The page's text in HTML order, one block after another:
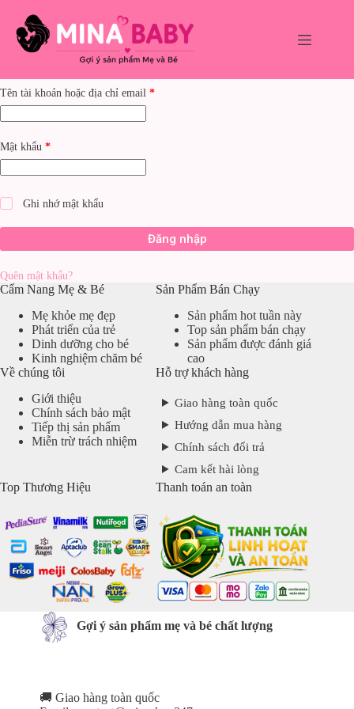
phần
Tên tài khoản hoặc địa chỉ email *Bắt
Mật khẩu *Bắt
buộc
Ghi nhớ mật khẩu
Đăng nhập
Quên mật khẩu?
Cẩm Nang Mẹ & Bé
Mẹ khỏe mẹ đẹp
Phát triển của trẻ
Dinh dưỡng cho bé
Kinh nghiệm chăm bé
Sản Phẩm Bán Chạy
Sản phẩm hot tuần này
Top sản phẩm bán chạy
Sản phẩm được đánh giá
cao
Về chúng tôi
Giới thiệu
Chính sách bảo mật
Tiếp thị sản phẩm
Miễn trừ trách nhiệm
Hỗ trợ khách hàng
Giao hàng toàn quốc
Hướng dẫn mua hàng
Chính sách đổi trả
Cam kết hài lòng
Top Thương Hiệu Thanh toán an toàn
Gợi ý sản phẩm mẹ và bé chất lượng
🚚 Giao hàng toàn quốc